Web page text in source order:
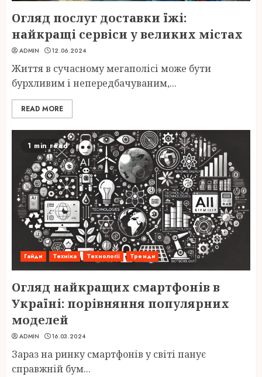
Огляд послуг доставки їжі:
найкращі сервіси у великих містах
ADMIN 12.06.2024
Життя в сучасному мегаполісі може бути
бурхливим і непередбачуваним,...
READ MORE
1 min read
Гайди Техніка Технології Тренди
Огляд найкращих смартфонів в
Україні: порівняння популярних
моделей
ADMIN 16.03.2024
Зараз на ринку смартфонів у світі панує
справжній бум...